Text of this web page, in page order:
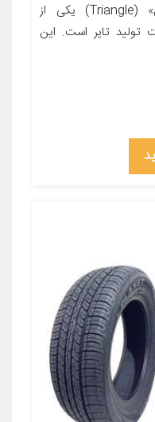
معرفی محصول شرکت «تراینگل» (Triangle) یکی از
تولید تایر است. این